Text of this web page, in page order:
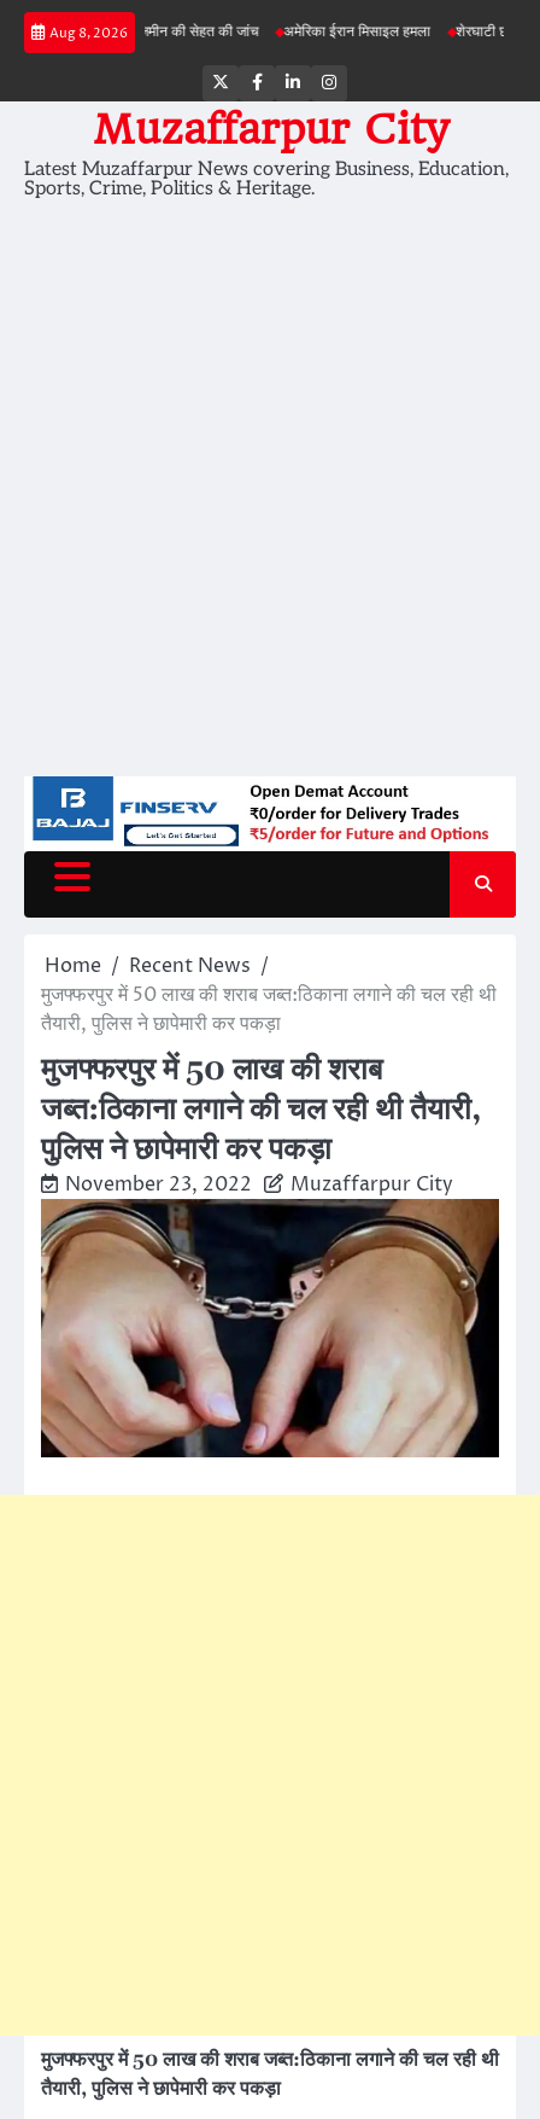
Skip
Aug 8, 2026
परियोजनाओं में जमीन की सेहत की जांच अमेरिका ईरान मिसाइल हमला शेरघाटी छात्रा दुष्कर्म मामला
Twitter
Facebook
LinkedInInstagram
Muzaffarpur City
Latest Muzaffarpur News covering Business, Education,
Sports, Crime, Politics & Heritage.
Home
Recent News
मुजफ्फरपुर में 50 लाख की शराब जब्त:ठिकाना लगाने की चल रही थी
तैयारी, पुलिस ने छापेमारी कर पकड़ा
मुजफ्फरपुर में 50 लाख की शराब
जब्त:ठिकाना लगाने की चल रही थी तैयारी,
पुलिस ने छापेमारी कर पकड़ा
November 23, 2022 Muzaffarpur City
मुजफ्फरपुर में 50 लाख की शराब जब्त:ठिकाना लगाने की चल रही थी
तैयारी, पुलिस ने छापेमारी कर पकड़ा